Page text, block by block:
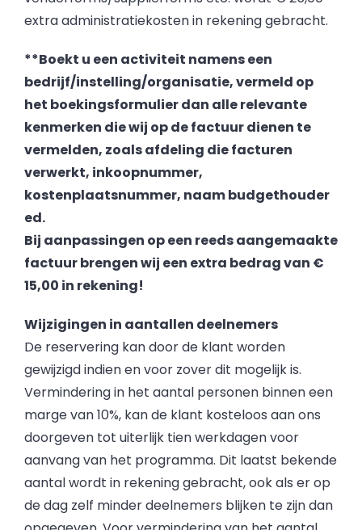
extra administratiekosten in rekening gebracht.
**Boekt u een activiteit namens een
bedrijf/instelling/organisatie, vermeld op
het boekingsformulier dan alle relevante
kenmerken die wij op de factuur dienen te
vermelden, zoals afdeling die facturen
verwerkt, inkoopnummer,
kostenplaatsnummer, naam budgethouder
ed.
Bij aanpassingen op een reeds aangemaakte
factuur brengen wij een extra bedrag van €
15,00 in rekening!
Wijzigingen in aantallen deelnemers
De reservering kan door de klant worden
gewijzigd indien en voor zover dit mogelijk is.
Vermindering in het aantal personen binnen een
marge van 10%, kan de klant kosteloos aan ons
doorgeven tot uiterlijk tien werkdagen voor
aanvang van het programma. Dit laatst bekende
aantal wordt in rekening gebracht, ook als er op
de dag zelf minder deelnemers blijken te zijn dan